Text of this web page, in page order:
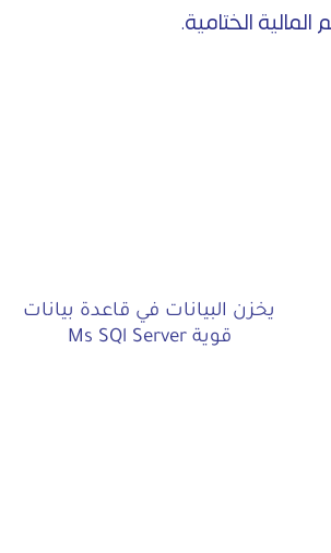
الختامية.
يخزن البيانات في قاعدة بيانات
قوية Ms SQl Server